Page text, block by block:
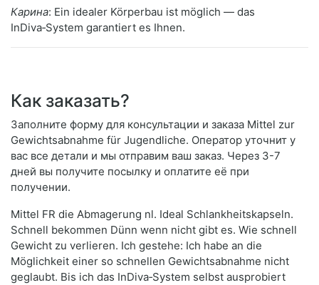
Карина: Ein idealer Körperbau ist möglich — das
InDiva‑System garantiert es Ihnen.
Как заказать?
Заполните форму для консультации и заказа Mittel zur
Gewichtsabnahme für Jugendliche. Оператор уточнит у
вас все детали и мы отправим ваш заказ. Через 3-7
дней вы получите посылку и оплатите её при
получении.
Mittel FR die Abmagerung nl. Ideal Schlankheitskapseln.
Schnell bekommen Dünn wenn nicht gibt es. Wie schnell
Gewicht zu verlieren. Ich gestehe: Ich habe an die
Möglichkeit einer so schnellen Gewichtsabnahme nicht
geglaubt. Bis ich das InDiva‑System selbst ausprobiert